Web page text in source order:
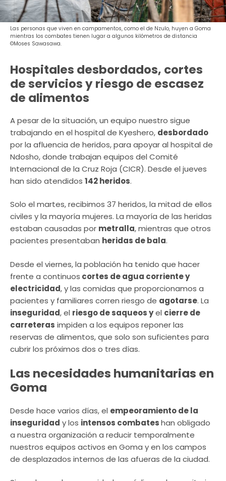
Las personas que viven en campamentos, como el de Nzulo, huyen a Goma
mientras los combates tienen lugar a algunos kilómetros de distancia
©Moses Sawasawa.
Hospitales desbordados, cortes
de servicios y riesgo de escasez
de alimentos
A pesar de la situación, un equipo nuestro sigue
trabajando en el hospital de Kyeshero, desbordado
por la afluencia de heridos, para apoyar al hospital de
Ndosho, donde trabajan equipos del Comité
Internacional de la Cruz Roja (CICR). Desde el jueves
han sido atendidos 142 heridos.
Solo el martes, recibimos 37 heridos, la mitad de ellos
civiles y la mayoría mujeres. La mayoría de las heridas
estaban causadas por metralla, mientras que otros
pacientes presentaban heridas de bala.
Desde el viernes, la población ha tenido que hacer
frente a continuos cortes de agua corriente y
electricidad, y las comidas que proporcionamos a
pacientes y familiares corren riesgo de agotarse. La
inseguridad, el riesgo de saqueos yel cierre de
carreteras impiden a los equipos reponer las
reservas de alimentos, que solo son suficientes para
cubrir los próximos dos o tres días.
Las necesidades humanitarias en
Goma
Desde hace varios días, el empeoramiento de la
inseguridad y los intensos combateshan obligado
a nuestra organización a reducir temporalmente
nuestros equipos activos en Goma y en los campos
de desplazados internos de las afueras de la ciudad.